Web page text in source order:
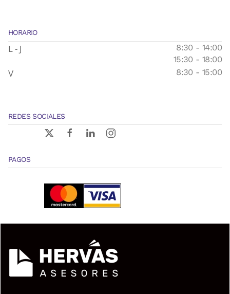
HORARIO
L - J
8:30 - 14:00
15:30 - 18:00
V 8:30 - 15:00
REDES SOCIALES
PAGOS